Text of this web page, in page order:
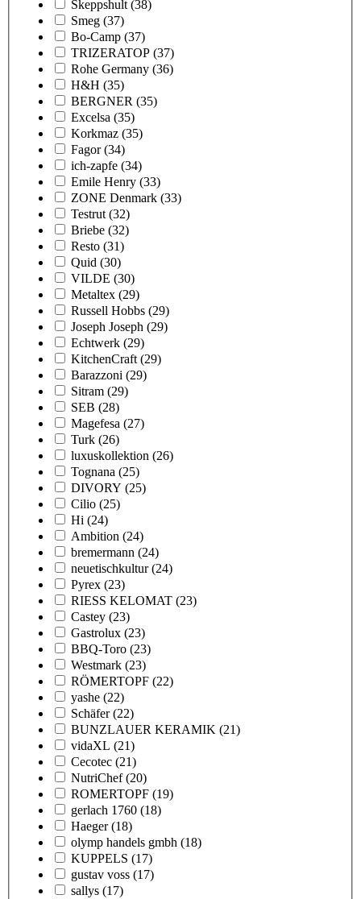
Skeppshult (38)
Smeg (37)
Bo-Camp (37)
TRIZERATOP (37)
Rohe Germany (36)
H&H (35)
BERGNER (35)
Excelsa (35)
Korkmaz (35)
Fagor (34)
ich-zapfe (34)
Emile Henry (33)
ZONE Denmark (33)
Testrut (32)
Briebe (32)
Resto (31)
Quid (30)
VILDE (30)
Metaltex (29)
Russell Hobbs (29)
Joseph Joseph (29)
Echtwerk (29)
KitchenCraft (29)
Barazzoni (29)
Sitram (29)
SEB (28)
Magefesa (27)
Turk (26)
luxuskollektion (26)
Tognana (25)
DIVORY (25)
Cilio (25)
Hi (24)
Ambition (24)
bremermann (24)
neuetischkultur (24)
Pyrex (23)
RIESS KELOMAT (23)
Castey (23)
Gastrolux (23)
BBQ-Toro (23)
Westmark (23)
RÖMERTOPF (22)
yashe (22)
Schäfer (22)
BUNZLAUER KERAMIK (21)
vidaXL (21)
Cecotec (21)
NutriChef (20)
ROMERTOPF (19)
gerlach 1760 (18)
Haeger (18)
olymp handels gmbh (18)
KUPPELS (17)
gustav voss (17)
sallys (17)